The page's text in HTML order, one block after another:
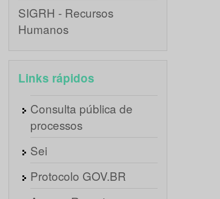
SIGRH - Recursos
Humanos
Links rápidos
Consulta pública de
processos
Sei
Protocolo GOV.BR